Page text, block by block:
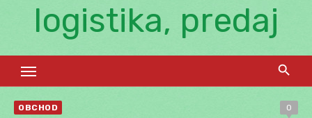
logistika, predaj
OBCHOD 0